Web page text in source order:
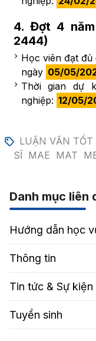
4. Đợt 4
2444)
Học viên đạt
ngày 05/05/
Thời gian dự
nghiệp: 12/05/
LUẬN VĂN
SĨ MAE MAT
Danh mục liên
Hướng dẫn học
Thông tin
Tin tức & Sự kiện
Tuyển sinh